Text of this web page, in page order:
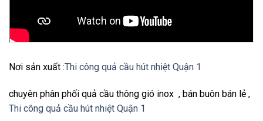
Nơi sản xuất :Thi công quả cầu hút nhiệt Quận 1
chuyên phân phối quả cầu thông gió inox , bán buôn bán lẻ ,
Thi công quả cầu hút nhiệt Quận 1